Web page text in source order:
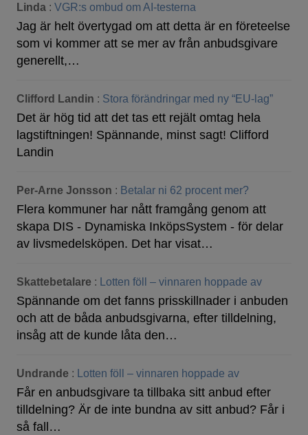
Linda : VGR:s ombud om AI-testerna
Jag är helt övertygad om att detta är en företeelse
som vi kommer att se mer av från anbudsgivare
generellt,…
Clifford Landin : Stora förändringar med ny “EU-lag”
Det är hög tid att det tas ett rejält omtag hela
lagstiftningen! Spännande, minst sagt! Clifford
Landin
Per-Arne Jonsson : Betalar ni 62 procent mer?
Flera kommuner har nått framgång genom att
skapa DIS - Dynamiska InköpsSystem - för delar
av livsmedelsköpen. Det har visat…
Skattebetalare : Lotten föll – vinnaren hoppade av
Spännande om det fanns prisskillnader i anbuden
och att de båda anbudsgivarna, efter tilldelning,
insåg att de kunde låta den…
Undrande : Lotten föll – vinnaren hoppade av
Får en anbudsgivare ta tillbaka sitt anbud efter
tilldelning? Är de inte bundna av sitt anbud? Får i
så fall…